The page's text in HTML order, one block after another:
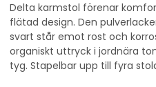
Delta karmstol förenar
flätad design. Den
svart står emot rost och
organiskt uttryck i jordnära
tyg. Stapelbar upp till fyra